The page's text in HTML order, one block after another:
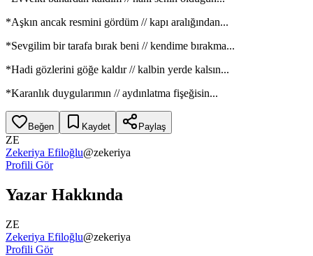
*Aşkın ancak resmini gördüm // kapı aralığından...
*Sevgilim bir tarafa bırak beni // kendime bırakma...
*Hadi gözlerini göğe kaldır // kalbin yerde kalsın...
*Karanlık duygularımın // aydınlatma fişeğisin...
Beğen Kaydet Paylaş
ZE
Zekeriya Efiloğlu@zekeriya
Profili Gör
Yazar Hakkında
ZE
Zekeriya Efiloğlu@zekeriya
Profili Gör